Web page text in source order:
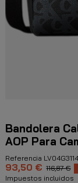
Bandolera
AOP Para
Referencia
93,50 € 116,87 €
Impuestos incluidos